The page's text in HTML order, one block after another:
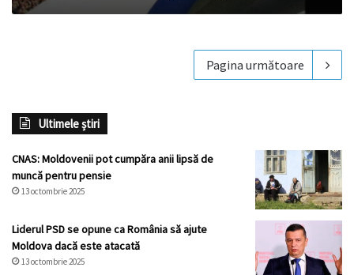
Pagina următoare
Ultimele știri
CNAS: Moldovenii pot cumpăra anii lipsă de
muncă pentru pensie
13 octombrie 2025
Liderul PSD se opune ca România să ajute
Moldova dacă este atacată
13 octombrie 2025